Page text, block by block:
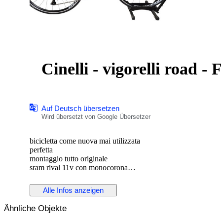
Cinelli - vigorelli road -
Auf Deutsch übersetzen
Wird übersetzt von Google Übersetzer
bicicletta come nuova mai utilizzata
perfetta
montaggio tutto originale
sram rival 11v con monocorona
modello cinelli vigorelli road
verniciatura unica e bellissima
Alle Infos anzeigen
Ähnliche Objekte